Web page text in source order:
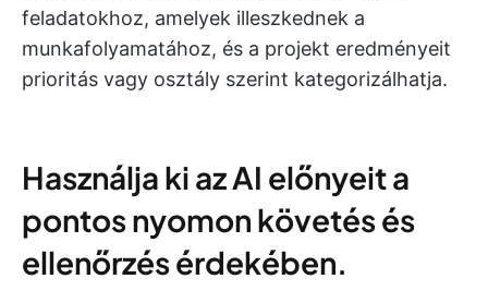
feladatokhoz, amelyek illeszkednek a
munkafolyamatához, és a projekt eredményeit
prioritás vagy osztály szerint kategorizálhatja.
Használja ki az AI előnyeit a
pontos nyomon követés és
ellenőrzés érdekében.